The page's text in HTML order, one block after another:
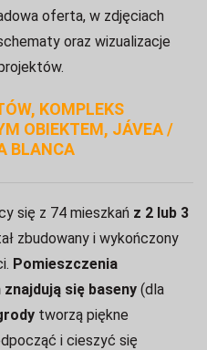
oferta, w zdjęciach
oraz wizualizacje
KOMPLEKS
OBIEKTEM, JÁVEA /
BLANCA
się z 74 mieszkań z 2 lub 3
zbudowany i wykończony
Pomieszczenia
się baseny (dla
tworzą piękne
i cieszyć się